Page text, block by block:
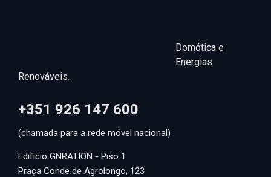
Domótica e
Energias
Renováveis.
+351 926 147 600
(chamada para a rede móvel nacional)
Edifício GNRATION - Piso 1
Praça Conde de Agrolongo, 123